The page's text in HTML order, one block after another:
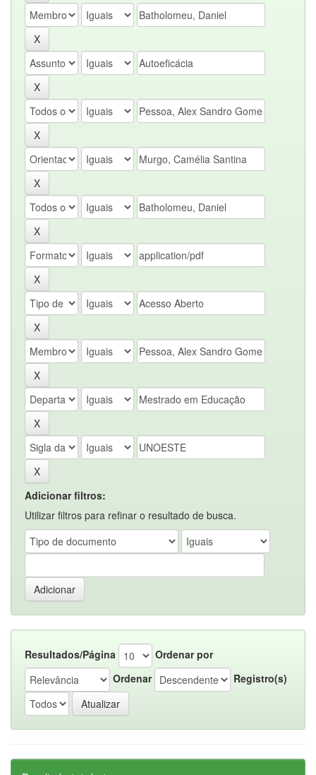
Adicionar filtros:
Utilizar filtros para refinar o resultado de busca.
Resultados/Página
Ordenar por
Ordenar
Registro(s)